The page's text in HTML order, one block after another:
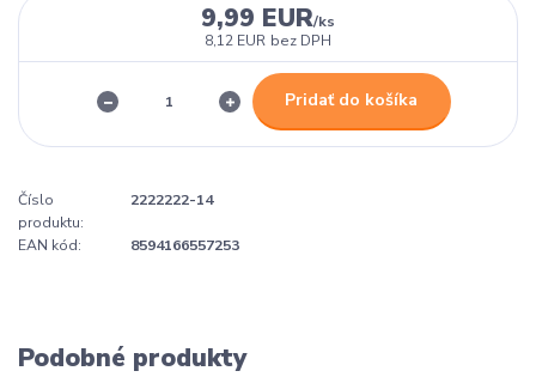
9,99 EUR/ks
8,12 EUR bez DPH
Pridať do košíka
Číslo
produktu:
2222222-14
EAN kód: 8594166557253
Podobné produkty